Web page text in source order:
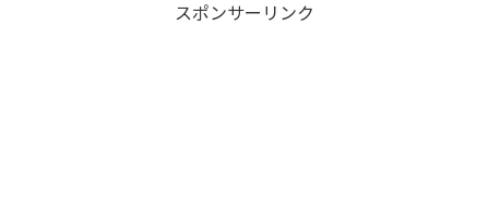
スポンサーリンク